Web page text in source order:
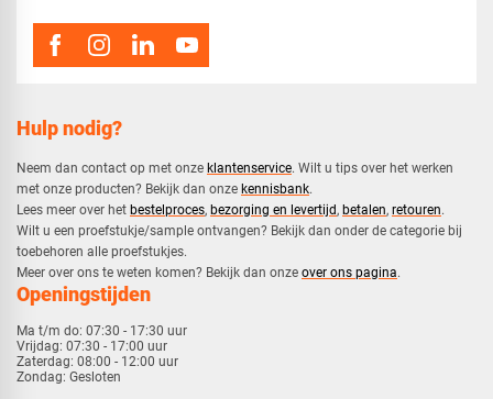
Hulp nodig?
Neem dan contact op met onze klantenservice. Wilt u tips over het werken
met onze producten? Bekijk dan onze kennisbank.
​Lees meer over het bestelproces, bezorging en levertijd, betalen, retouren.​
​Wilt u een proefstukje/sample ontvangen? Bekijk dan onder de categorie bij
toebehoren alle proefstukjes.
​​Meer over ons te weten komen? Bekijk dan onze over ons pagina.
Openingstijden
Ma t/m do: 07:30 - 17:30 uur
Vrijdag: 07:30 - 17:00 uur
Zaterdag: 08:00 - 12:00 uur
Zondag: Gesloten